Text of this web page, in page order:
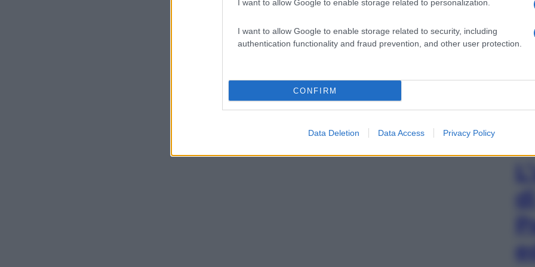
I want to allow Google to enable storage related to personalization.
I want to allow Google to enable storage related to security, including
authentication functionality and fraud prevention, and other user protection.
CONFIRM
Data Deletion Data Access Privacy Policy